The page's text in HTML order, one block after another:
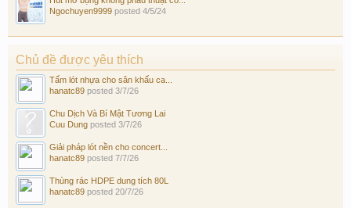
Ngochuyen9999 posted 4/5/24
Chủ đề được yêu thích
Tấm lót nhựa cho sân khấu ca...
hanatc89 posted 3/7/26
Chu Dịch Và Bí Mật Tương Lai
Cuu Dung posted 3/7/26
Giải pháp lót nền cho concert...
hanatc89 posted 7/7/26
Thùng rác HDPE dung tích 80L
hanatc89 posted 20/7/26